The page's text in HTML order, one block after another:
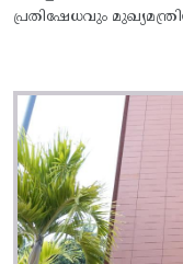
പ്രതിഷേധവും